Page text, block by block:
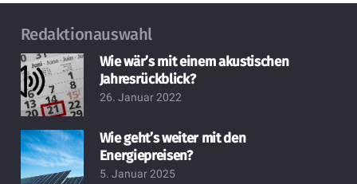
Redaktionauswahl
Wie wär’s mit einem akustischen
Jahresrückblick?
26. Januar 2022
Wie geht’s weiter mit den
Energiepreisen?
5. Januar 2025